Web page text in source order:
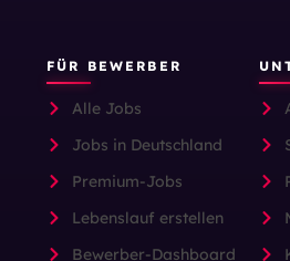
FÜR BEWERBER
Alle Jobs
Jobs in Deutschland
Premium-Jobs
Lebenslauf erstellen
Bewerber-Dashboard